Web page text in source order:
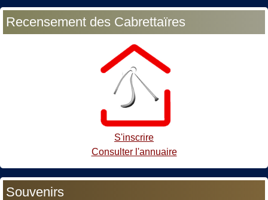
Recensement des Cabrettaïres
S'inscrire
Consulter l'annuaire
Souvenirs